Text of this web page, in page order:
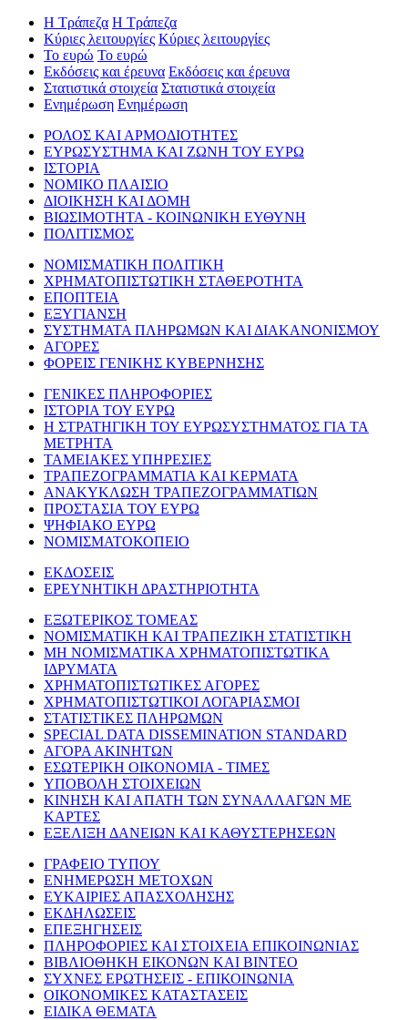
Η Τράπεζα Η Τράπεζα
Κύριες λειτουργίες Κύριες λειτουργίες
Το ευρώ Το ευρώ
Εκδόσεις και έρευνα Εκδόσεις και έρευνα
Στατιστικά στοιχεία Στατιστικά στοιχεία
Ενημέρωση Ενημέρωση
ΡΟΛΟΣ ΚΑΙ ΑΡΜΟΔΙΟΤΗΤΕΣ
ΕΥΡΩΣΥΣΤΗΜΑ ΚΑΙ ΖΩΝΗ ΤΟΥ ΕΥΡΩ
ΙΣΤΟΡΙΑ
ΝΟΜΙΚΟ ΠΛΑΙΣΙΟ
ΔΙΟΙΚΗΣΗ ΚΑΙ ΔΟΜΗ
ΒΙΩΣΙΜΟΤΗΤΑ - ΚΟΙΝΩΝΙΚΗ ΕΥΘΥΝΗ
ΠΟΛΙΤΙΣΜΟΣ
ΝΟΜΙΣΜΑΤΙΚΗ ΠΟΛΙΤΙΚΗ
ΧΡΗΜΑΤΟΠΙΣΤΩΤΙΚΗ ΣΤΑΘΕΡΟΤΗΤΑ
ΕΠΟΠΤΕΙΑ
ΕΞΥΓΙΑΝΣΗ
ΣΥΣΤΗΜΑΤΑ ΠΛΗΡΩΜΩΝ ΚΑΙ ΔΙΑΚΑΝΟΝΙΣΜΟΥ
ΑΓΟΡΕΣ
ΦΟΡΕΙΣ ΓΕΝΙΚΗΣ ΚΥΒΕΡΝΗΣΗΣ
ΓΕΝΙΚΕΣ ΠΛΗΡΟΦΟΡΙΕΣ
ΙΣΤΟΡΙΑ ΤΟΥ ΕΥΡΩ
Η ΣΤΡΑΤΗΓΙΚΗ ΤΟΥ ΕΥΡΩΣΥΣΤΗΜΑΤΟΣ ΓΙΑ ΤΑ
ΜΕΤΡΗΤΑ
ΤΑΜΕΙΑΚΕΣ ΥΠΗΡΕΣΙΕΣ
ΤΡΑΠΕΖΟΓΡΑΜΜΑΤΙΑ ΚΑΙ ΚΕΡΜΑΤΑ
ΑΝΑΚΥΚΛΩΣΗ ΤΡΑΠΕΖΟΓΡΑΜΜΑΤΙΩΝ
ΠΡΟΣΤΑΣΙΑ ΤΟΥ ΕΥΡΩ
ΨΗΦΙΑΚΟ ΕΥΡΩ
ΝΟΜΙΣΜΑΤΟΚΟΠΕΙΟ
ΕΚΔΟΣΕΙΣ
ΕΡΕΥΝΗΤΙΚΗ ΔΡΑΣΤΗΡΙΟΤΗΤΑ
ΕΞΩΤΕΡΙΚΟΣ ΤΟΜΕΑΣ
ΝΟΜΙΣΜΑΤΙΚΗ ΚΑΙ ΤΡΑΠΕΖΙΚΗ ΣΤΑΤΙΣΤΙΚΗ
ΜΗ ΝΟΜΙΣΜΑΤΙΚΑ ΧΡΗΜΑΤΟΠΙΣΤΩΤΙΚΑ
ΙΔΡΥΜΑΤΑ
ΧΡΗΜΑΤΟΠΙΣΤΩΤΙΚΕΣ ΑΓΟΡΕΣ
ΧΡΗΜΑΤΟΠΙΣΤΩΤΙΚΟΙ ΛΟΓΑΡΙΑΣΜΟΙ
ΣΤΑΤΙΣΤΙΚΕΣ ΠΛΗΡΩΜΩΝ
SPECIAL DATA DISSEMINATION STANDARD
ΑΓΟΡΑ ΑΚΙΝΗΤΩΝ
ΕΣΩΤΕΡΙΚΗ ΟΙΚΟΝΟΜΙΑ - ΤΙΜΕΣ
ΥΠΟΒΟΛΗ ΣΤΟΙΧΕΙΩΝ
ΚΙΝΗΣΗ ΚΑΙ ΑΠΑΤΗ ΤΩΝ ΣΥΝΑΛΛΑΓΩΝ ΜΕ
ΚΑΡΤΕΣ
ΕΞΕΛΙΞΗ ΔΑΝΕΙΩΝ ΚΑΙ ΚΑΘΥΣΤΕΡΗΣΕΩΝ
ΓΡΑΦΕΙΟ ΤΥΠΟΥ
ΕΝΗΜΕΡΩΣΗ ΜΕΤΟΧΩΝ
ΕΥΚΑΙΡΙΕΣ ΑΠΑΣΧΟΛΗΣΗΣ
ΕΚΔΗΛΩΣΕΙΣ
ΕΠΕΞΗΓΗΣΕΙΣ
ΠΛΗΡΟΦΟΡΙΕΣ ΚΑΙ ΣΤΟΙΧΕΙΑ ΕΠΙΚΟΙΝΩΝΙΑΣ
ΒΙΒΛΙΟΘΗΚΗ ΕΙΚΟΝΩΝ ΚΑΙ ΒΙΝΤΕΟ
ΣΥΧΝΕΣ ΕΡΩΤΗΣΕΙΣ - ΕΠΙΚΟΙΝΩΝΙΑ
ΟΙΚΟΝΟΜΙΚΕΣ ΚΑΤΑΣΤΑΣΕΙΣ
ΕΙΔΙΚΑ ΘΕΜΑΤΑ